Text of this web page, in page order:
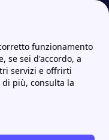
funzionamento
se sei d'accordo, a
servizi e offrirti
più, consulta la
Onda Più: la guida completa con offerte, contatti e recensioni del fornitore
del